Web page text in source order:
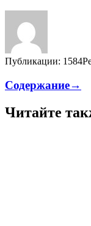
Публикации: 1584
Содержание→
Читайте